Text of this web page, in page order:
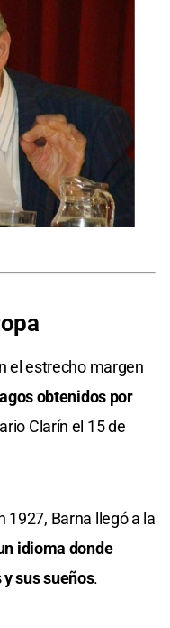
el estrecho margen
obtenidos por
Clarín el 15 de
1927, Barna llegó a la
idioma donde
sus sueños.